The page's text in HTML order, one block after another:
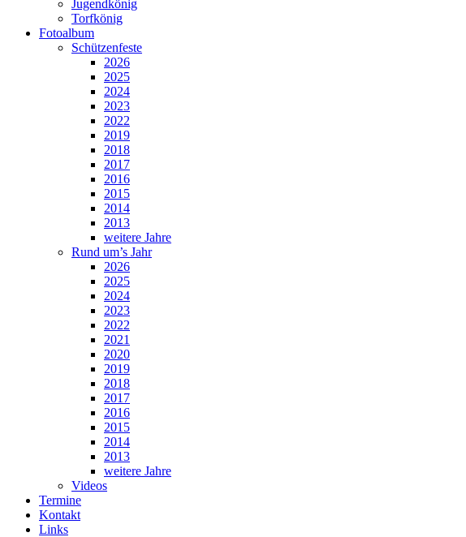
Jugendkönig
Torfkönig
Fotoalbum
Schützenfeste
2026
2025
2024
2023
2022
2019
2018
2017
2016
2015
2014
2013
weitere Jahre
Rund um’s Jahr
2026
2025
2024
2023
2022
2021
2020
2019
2018
2017
2016
2015
2014
2013
weitere Jahre
Videos
Termine
Kontakt
Links